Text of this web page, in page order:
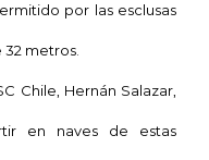
por las esclusas
metros.
Chile, Hernán Salazar,
en naves de estas